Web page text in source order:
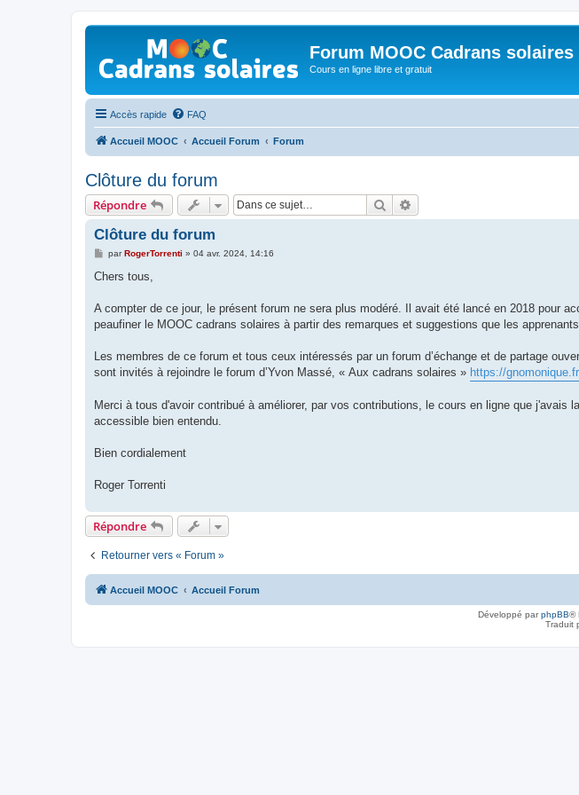
Forum MOOC Cadrans solaires
Cours en ligne libre et gratuit
Accès rapide FAQ
Accueil MOOC Accueil Forum Forum
Clôture du forum
Répondre Rechercher
Clôture du forum
M
s
g
parRogerTorrenti » 04 avr. 2024, 14:16
Chers tous,
A compter de ce jour, le présent forum ne sera plus modéré. Il avait été lancé en 2018 pour
peaufiner le MOOC cadrans solaires à partir des remarques et suggestions que les
Les membres de ce forum et tous ceux intéressés par un forum d’échange et de partage
sont invités à rejoindre le forum d’Yvon Massé, « Aux cadrans solaires » https://
Merci à tous d'avoir contribué à améliorer, par vos contributions, le cours en ligne que j'avais
accessible bien entendu.
Bien cordialement
Roger Torrenti
Répondre
Retourner vers « Forum »
Accueil MOOC Accueil Forum
Développé parphpBB®
Traduit